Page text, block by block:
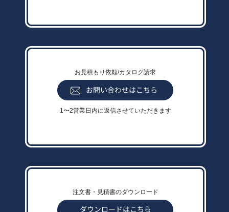
お見積もり依頼/カタログ請求
1〜2営業日内に返信させていただきます
注文書・見積書のダウンロード